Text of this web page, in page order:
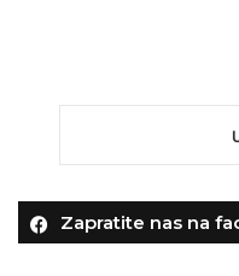
Zapratite nas na